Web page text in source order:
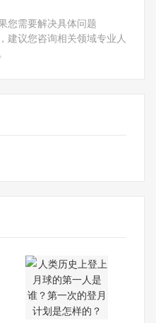
您需要解决具体问题
建议您咨询相关领域专业人